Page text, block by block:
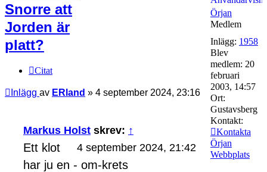
Snorre att
Jorden är
platt?
Citat
Inlägg av ERland » 4 september 2024, 23:16
Markus Holst skrev: ↑
4 september 2024, 21:42
Ett klot
har ju en - om-krets
Örjan
Medlem
Inlägg: 1958
Blev
medlem: 20
februari
2003, 14:57
Ort:
Gustavsberg
Kontakt:
Kontakta
Örjan
Webbplats